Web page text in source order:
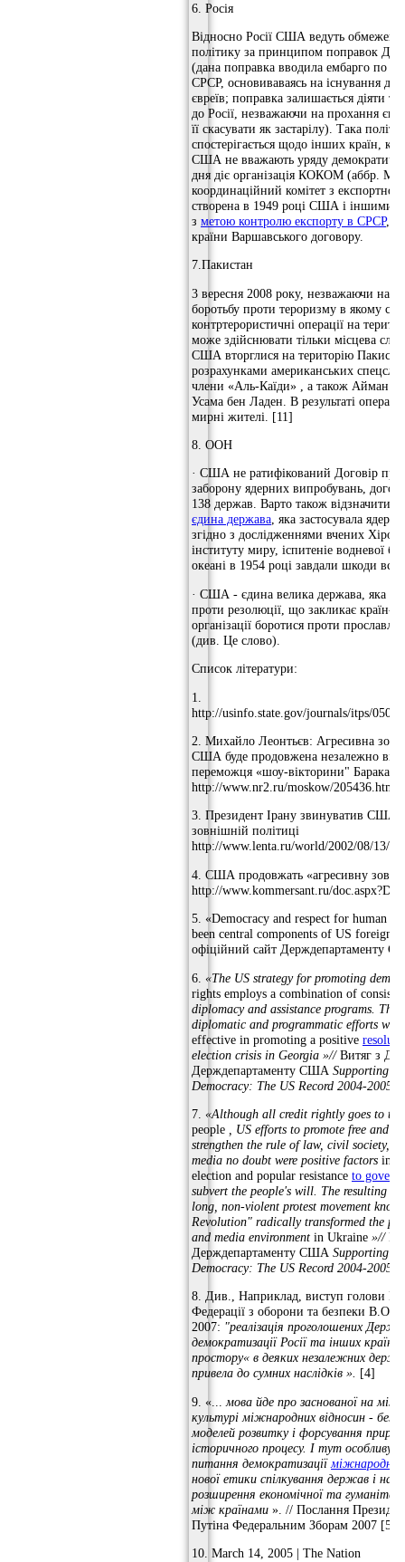
6. Росія
Відносно Росії США ведуть обмежену
політику за принципом поправок
(дана поправка вводила ембарго по
СРСР, основиваваясь на існування
євреїв; поправка залишається діяти
до Росії, незважаючи на прохання
її скасувати як застарілу). Така
спостерігається щодо інших країн,
США не вважають уряду
дня діє організація КOКОМ (аббр.
координаційний комітет з
створена в 1949 році США і іншими
з метою контролю експорту в СРСР, а
країни Варшавського договору.
7.Пакистан
3 вересня 2008 року, незважаючи на
боротьбу проти тероризму в якому
контртерористичні операції на
може здійснювати тільки місцева
США вторглися на територію
розрахунками американських
члени «Аль-Каїди» , а також Айман
Усама бен Ладен. В результаті
мирні жителі. [11]
8. ООН
· США не ратифікований Договір про
заборону ядерних випробувань,
138 держав. Варто також відзначити,
єдина держава, яка застосувала
згідно з дослідженнями вчених
інституту миру, іспитеніе водневої
океані в 1954 році завдали шкоди
· США - єдина велика держава, яка
проти резолюції, що закликає країн-
організації боротися проти
(див. Це слово).
Список літератури:
1.
http://usinfo.state.gov/journals/itps/
2. Михайло Леонтьєв: Агресивна
США буде продовжена незалежно від
переможця «шоу-вікторини" Барака
http://www.nr2.ru/moskow/205436.html
3. Президент Ірану звинуватив США
зовнішній політиці
http://www.lenta.ru/world/2002/08/13/
4. США продовжать «агресивну
http://www.kommersant.ru/
5. «Democracy and respect for human
been central components of US foreign
офіційний сайт Держдепартаменту
6. «The US strategy for promoting
rights employs a combination of
diplomacy and assistance programs. The
diplomatic and programmatic efforts was
effective in promoting a positive
election crisis in Georgia »//Витяг з
Держдепартаменту США Supporting
Democracy: The US Record 2004-2005.
7. «Although all credit rightly goes to
people
, US efforts to promote free and
strengthen the rule of law, civil society,
media no doubt were positive factors in
election and popular resistance to
subvert the people's will. The resulting
long, non-violent protest movement
Revolution" radically transformed the
and media environment in Ukraine »//
Держдепартаменту США Supporting
Democracy: The US Record 2004-2005
8. Див., Наприклад, виступ голови
Федерації з оборони та безпеки
2007: "реалізація проголошених
демократизації Росії та інших країн
простору« в деяких незалежних
привела до сумних наслідків ». [4]
9. «... мова йде про заснованої на
культурі міжнародних відносин - без
моделей розвитку і форсування
історичного процесу. І тут особливу
питання демократизації
нової етики спілкування держав і
розширення економічної та
між країнами ». // Послання
Путіна Федеральним Зборам 2007 [5]
10. March 14, 2005 | The Nation